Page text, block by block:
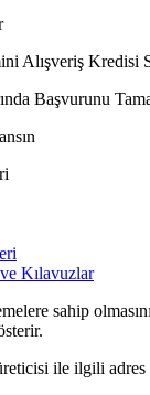
Alışveriş Kredisi
Başvurunu
Kılavuzlar
sahip
ile ilgili